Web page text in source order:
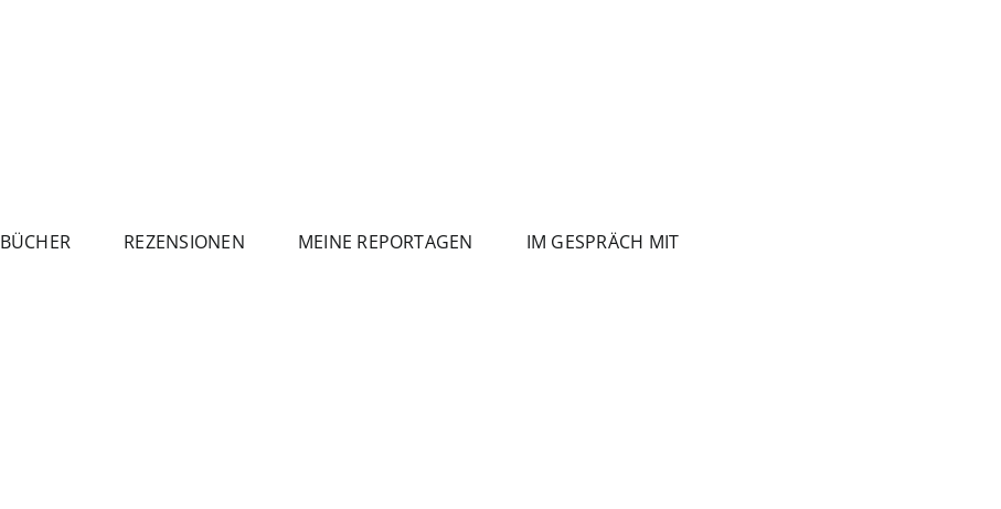
BÜCHER REZENSIONEN MEINE REPORTAGEN IM GESPRÄCH MIT